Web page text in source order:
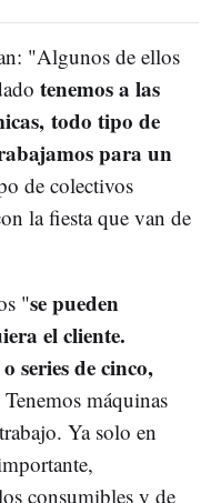
"Algunos de ellos
tenemos a las
todo tipo de
para un
de colectivos
la fiesta que van de
"se pueden
el cliente.
series de cinco,
Tenemos máquinas
Ya solo en
consumibles y de